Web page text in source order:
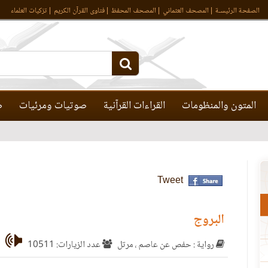
الصفحة الرئيسـة المصحف العثماني المصحف المحفظ فتاوى القرآن الكريم تزكيات العلماء
المتون والمنظومات القراءات القرآنية صوتيات ومرئيات
Tweet
البروج
رواية : حفص عن عاصم ، مرتل عدد الزيارات: 10511